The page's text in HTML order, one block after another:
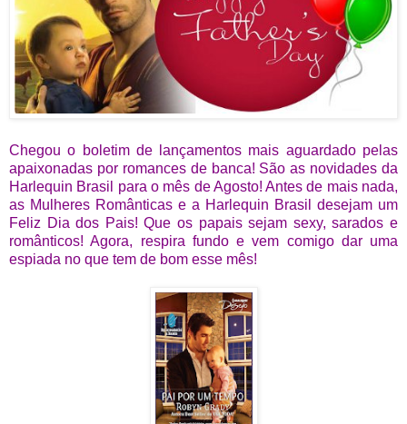
Chegou o boletim de lançamentos mais aguardado pelas
apaixonadas por romances de banca! São as novidades da
Harlequin Brasil para o mês de Agosto! Antes de mais nada,
as Mulheres Românticas e a Harlequin Brasil desejam um
Feliz Dia dos Pais! Que os papais sejam sexy, sarados e
românticos! Agora, respira fundo e vem comigo dar uma
espiada no que tem de bom esse mês!